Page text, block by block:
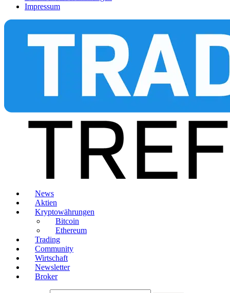
Impressum
News
Aktien
Kryptowährungen
Bitcoin
Ethereum
Trading
Community
Wirtschaft
Newsletter
Broker